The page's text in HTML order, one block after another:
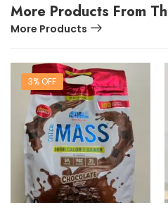
More Products From
More Products
3% OFF